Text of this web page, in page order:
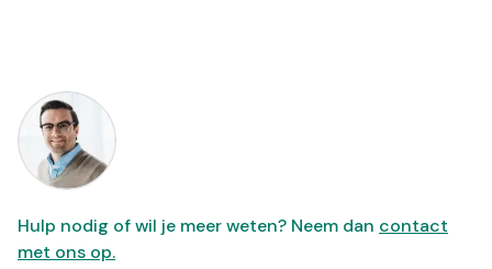
Hulp nodig of wil je meer weten? Neem dan contact
met ons op.